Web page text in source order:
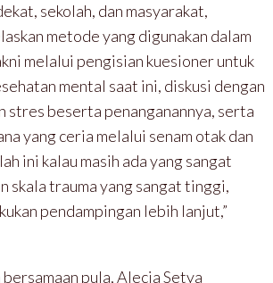
sekolah, dan masyarakat,
metode yang digunakan dalam
melalui pengisian kuesioner untuk
mental saat ini, diskusi dengan
stres beserta penanganannya, serta
yang ceria melalui senam otak dan
ini kalau masih ada yang sangat
skala trauma yang sangat tinggi,
pendampingan lebih lanjut,”
pula, Alecia Setya